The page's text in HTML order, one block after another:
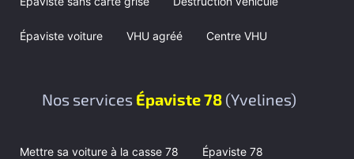
Épaviste voiture VHU agréé Centre VHU
Nos services Épaviste 78 (Yvelines)
Mettre sa voiture à la casse 78 Épaviste 78